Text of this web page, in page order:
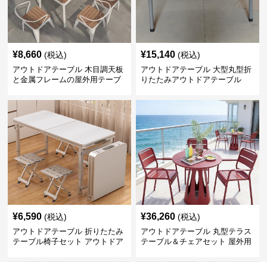
¥8,660 (税込)
アウトドアテーブル 木目調天板
と金属フレームの屋外用テーブ
¥15,140 (税込)
アウトドアテーブル 大型丸型折
りたたみアウトドアテーブル
¥6,590 (税込)
アウトドアテーブル 折りたたみ
テーブル椅子セット アウトドア
¥36,260 (税込)
アウトドアテーブル 丸型テラス
テーブル＆チェアセット 屋外用